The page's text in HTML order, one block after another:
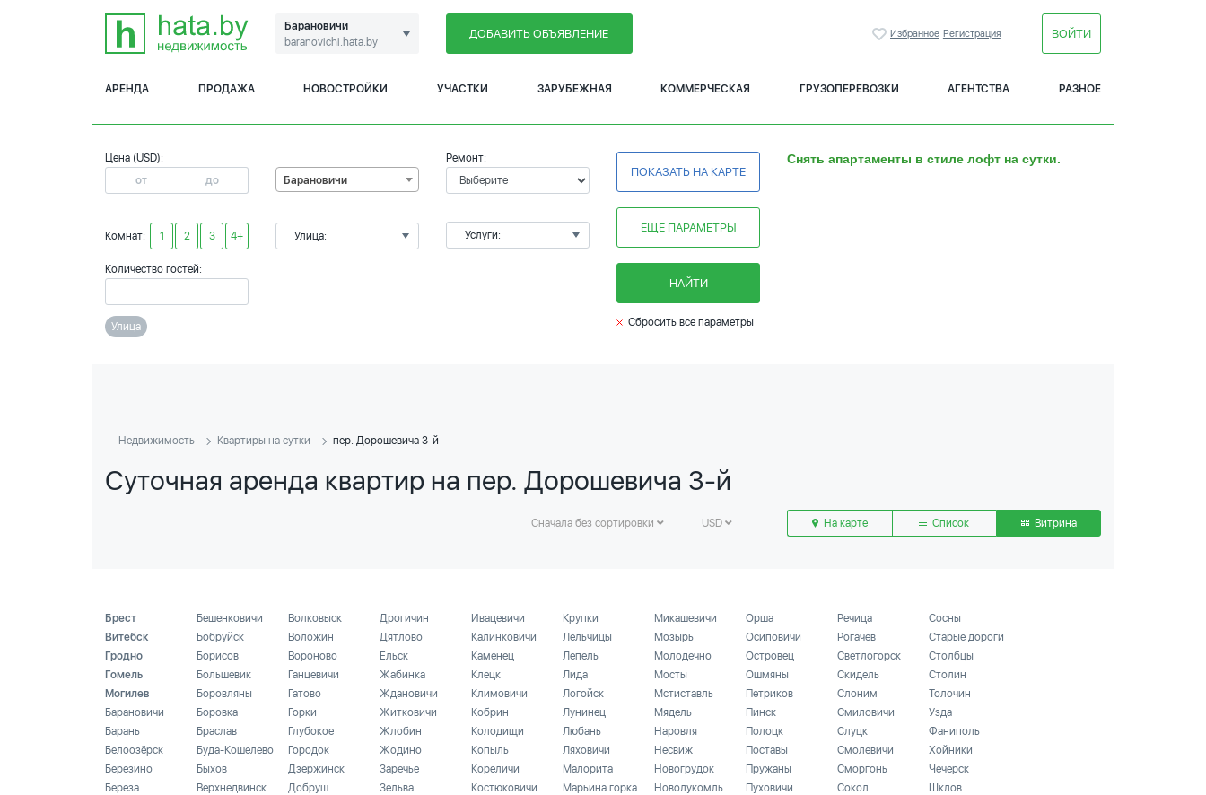
Барановичи
baranovichi.hata.by
ДОБАВИТЬ ОБЪЯВЛЕНИЕ Избранное Регистрация ВОЙТИ
АРЕНДА ПРОДАЖА НОВОСТРОЙКИ УЧАСТКИ ЗАРУБЕЖНАЯ КОММЕРЧЕСКАЯ ГРУЗОПЕРЕВОЗКИ АГЕНТСТВА РАЗНОЕ
Цена (USD):
Комнат: 1 2 3 4+
Количество гостей:
Барановичи
Улица:
Ремонт:
Услуги:
ПОКАЗАТЬ НА КАРТЕ
ЕЩЕ ПАРАМЕТРЫ
НАЙТИ
Снять апартаменты в стиле лофт на сутки.
Улица Сбросить все параметры
Недвижимость Квартиры на сутки пер. Дорошевича 3-й
Суточная аренда квартир на пер. Дорошевича 3-й
Сначала без сортировки USD На карте Список Витрина
Брест
Витебск
Гродно
Гомель
Могилев
Барановичи
Барань
Белоозёрск
Березино
Береза
Бешенковичи
Бобруйск
Борисов
Большевик
Боровляны
Боровка
Браслав
Буда-Кошелево
Быхов
Верхнедвинск
Волковыск
Воложин
Вороново
Ганцевичи
Гатово
Горки
Глубокое
Городок
Дзержинск
Добруш
Дрогичин
Дятлово
Ельск
Жабинка
Ждановичи
Житковичи
Жлобин
Жодино
Заречье
Зельва
Ивацевичи
Калинковичи
Каменец
Клецк
Климовичи
Кобрин
Колодищи
Копыль
Кореличи
Костюковичи
Крупки
Лельчицы
Лепель
Лида
Логойск
Лунинец
Любань
Ляховичи
Малорита
Марьина горка
Микашевичи
Мозырь
Молодечно
Мосты
Мстиставль
Мядель
Наровля
Несвиж
Новогрудок
Новолукомль
Орша
Осиповичи
Островец
Ошмяны
Петриков
Пинск
Полоцк
Поставы
Пружаны
Пуховичи
Речица
Рогачев
Светлогорск
Скидель
Слоним
Смиловичи
Слуцк
Смолевичи
Сморгонь
Сокол
Сосны
Старые дороги
Столбцы
Столин
Толочин
Узда
Фаниполь
Хойники
Чечерск
Шклов